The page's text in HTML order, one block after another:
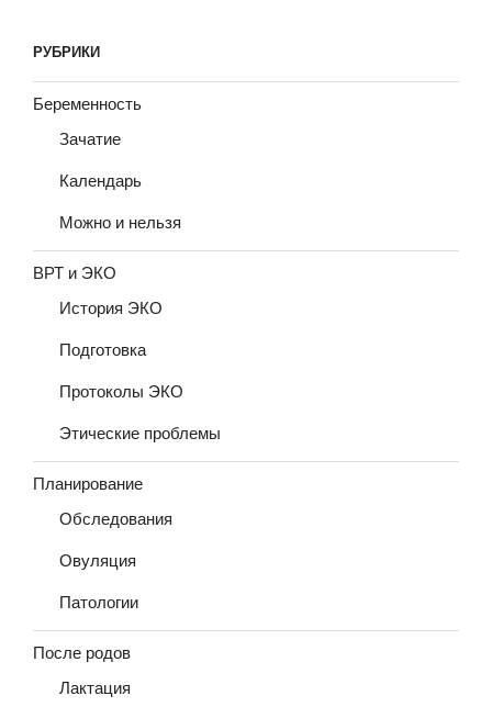
РУБРИКИ
Беременность
Зачатие
Календарь
Можно и нельзя
ВРТ и ЭКО
История ЭКО
Подготовка
Протоколы ЭКО
Этические проблемы
Планирование
Обследования
Овуляция
Патологии
После родов
Лактация